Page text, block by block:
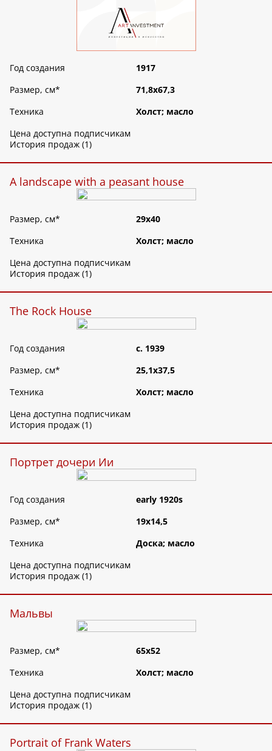
Год создания
1917
Размер, см*
71,8х67,3
Техника
Холст; масло
Цена доступна подписчикам
История продаж (1)
A landscape with a peasant house
Размер, см*
29х40
Техника
Холст; масло
Цена доступна подписчикам
История продаж (1)
The Rock House
Год создания
c. 1939
Размер, см*
25,1х37,5
Техника
Холст; масло
Цена доступна подписчикам
История продаж (1)
Портрет дочери Ии
Год создания
early 1920s
Размер, см*
19х14,5
Техника
Доска; масло
Цена доступна подписчикам
История продаж (1)
Мальвы
Размер, см*
65х52
Техника
Холст; масло
Цена доступна подписчикам
История продаж (1)
Portrait of Frank Waters